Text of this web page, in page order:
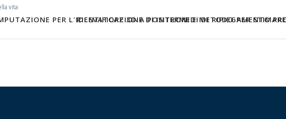
vita
PER L'IDENTIFICAZIONE DI INTERMEDI DI RIPIEGAMENTO
RILEVATORE 3D A POSITRONI E METODO PER